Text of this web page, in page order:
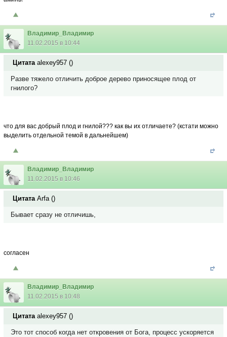
Владимир_Владимир
11.02.2015 в 10:44
Цитата alexey957 ()
Разве тяжело отличить доброе дерево приносящее плод от
гнилого?
что для вас добрый плод и гнилой??? как вы их отличаете? (кстати можно
выделить отдельной темой в дальнейшем)
Владимир_Владимир
11.02.2015 в 10:46
Цитата Arfa()
Бывает сразу не отличишь,
согласен
Владимир_Владимир
11.02.2015 в 10:48
Цитата alexey957 ()
Это тот способ когда нет откровения от Бога, процесс ускоряется